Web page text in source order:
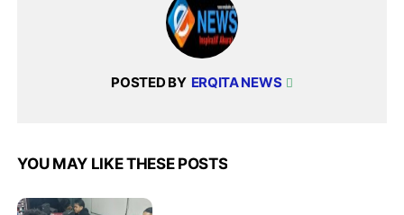
POSTED BY ERQITA NEWS
YOU MAY LIKE THESE POSTS